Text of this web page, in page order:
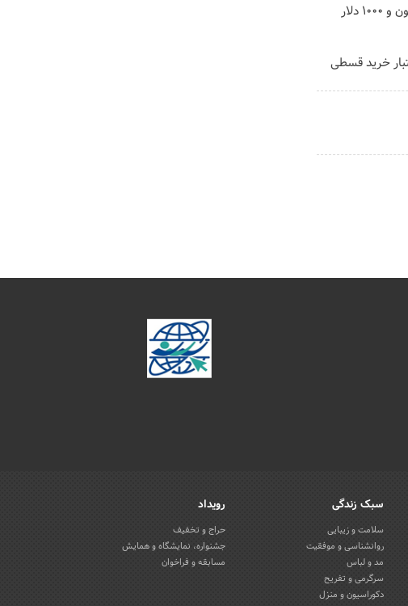
گردونه رو بچرخون و 1000 دلار
سبک زندگی
سلامت و زیبایی
روانشناسی و موفقیت
مد و لباس
سرگرمی و تفریح
دکوراسیون و منزل
رویداد
حراج و تخفیف
جشنواره، نمایشگاه و همایش
مسابقه و فراخوان